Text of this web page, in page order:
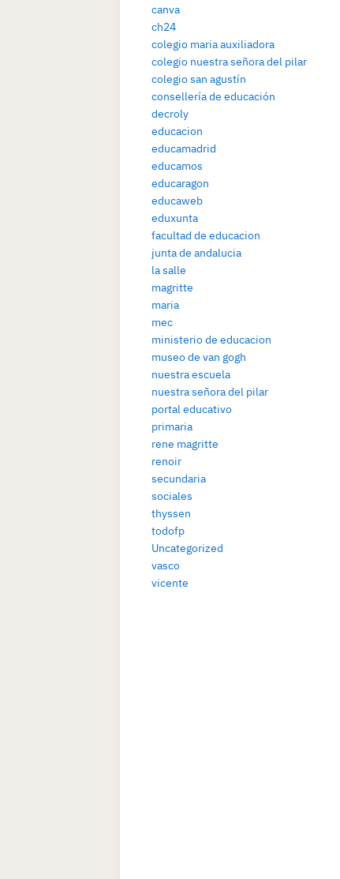
canva
ch24
colegio maria auxiliadora
colegio nuestra señora del pilar
colegio san agustín
consellería de educación
decroly
educacion
educamadrid
educamos
educaragon
educaweb
eduxunta
facultad de educacion
junta de andalucia
la salle
magritte
maria
mec
ministerio de educacion
museo de van gogh
nuestra escuela
nuestra señora del pilar
portal educativo
primaria
rene magritte
renoir
secundaria
sociales
thyssen
todofp
Uncategorized
vasco
vicente